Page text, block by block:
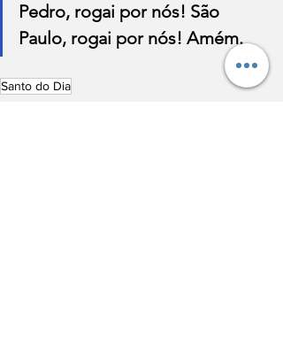
Pedro, rogai por nós! São
Paulo, rogai por nós! Amém.
Santo do Dia